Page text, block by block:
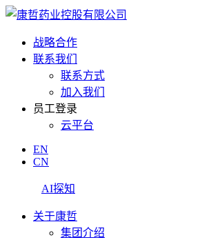
战略合作
联系我们
联系方式
加入我们
员工登录
云平台
EN
CN
AI探知
关于康哲
集团介绍